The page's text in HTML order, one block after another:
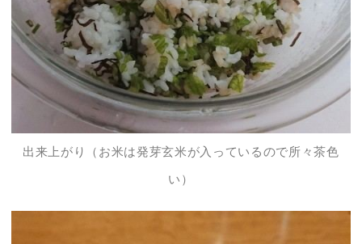
出来上がり（お米は発芽玄米が入っているので所々茶色
い）